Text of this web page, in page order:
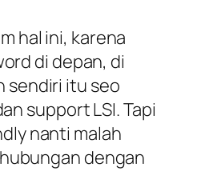
hal ini, karena
di depan, di
sendiri itu seo
support LSI. Tapi
nanti malah
dengan